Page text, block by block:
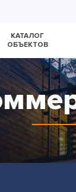
КАТАЛОГ
ОБЪЕКТОВ